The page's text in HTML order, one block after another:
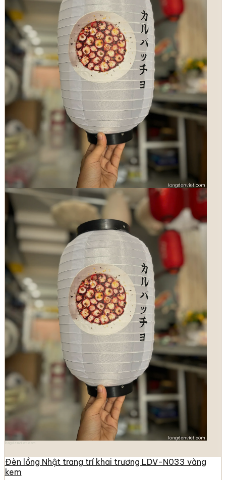
Đèn lồng Nhật trang trí khai trương LDV-N033 vàng
kem